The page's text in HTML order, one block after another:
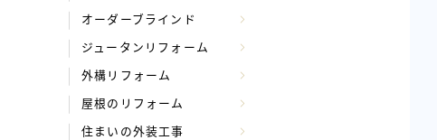
オーダーブラインド
ジュータンリフォーム
外構リフォーム
屋根のリフォーム
住まいの外装工事